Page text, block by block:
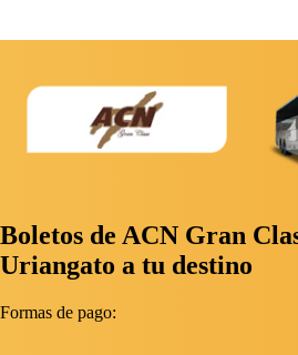
Boletos de ACN Gran
Uriangato a tu destino
Formas de pago: